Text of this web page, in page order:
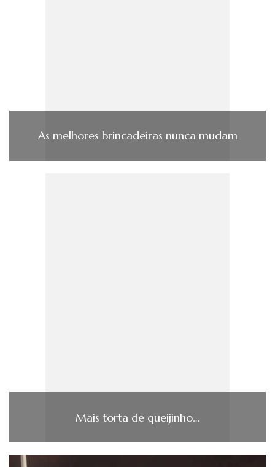
As melhores brincadeiras nunca mudam
Mais torta de queijinho…